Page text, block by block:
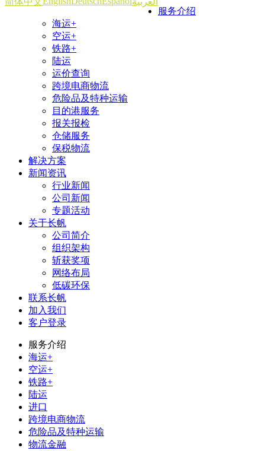
服务介绍
海运+
空运+
铁路+
陆运
运价查询
跨境电商物流
危险品及特种运输
目的港服务
报关报检
仓储服务
保税物流
解决方案
新闻资讯
行业新闻
公司新闻
专题活动
关于长帆
公司简介
组织架构
斩获奖项
网络布局
低碳环保
联系长帆
加入我们
客户登录
服务介绍
海运+
空运+
铁路+
陆运
进口
跨境电商物流
危险品及特种运输
物流金融